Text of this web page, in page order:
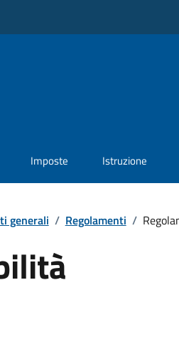
Imposte Istruzione
generali / Regolamenti /